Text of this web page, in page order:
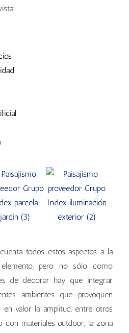
todos estos aspectos a la
pero no sólo como
de decorar hay que integrar
ambientes que provoquen
valor la amplitud, entre otros
con materiales outdoor, la zona